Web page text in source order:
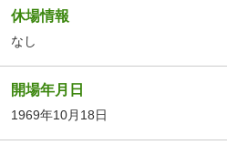
休場情報
なし
開場年月日
1969年10月18日